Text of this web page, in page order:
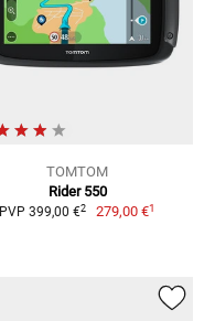
TOMTOM
Rider 550
PVP 399,00 €2 279,00 €1